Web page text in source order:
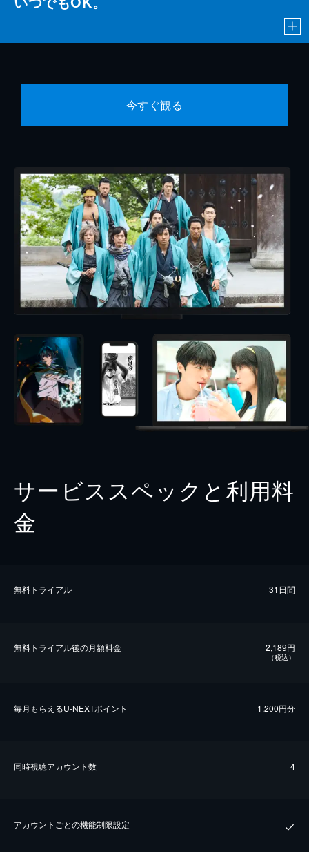
今すぐ観る
サービススペックと利用料
金
無料トライアル 31日間
無料トライアル後の⽉額料金 2,189円
（税込）
毎⽉もらえるU-NEXTポイント 1,200円分
同時視聴アカウント数 4
アカウントごとの機能制限設定